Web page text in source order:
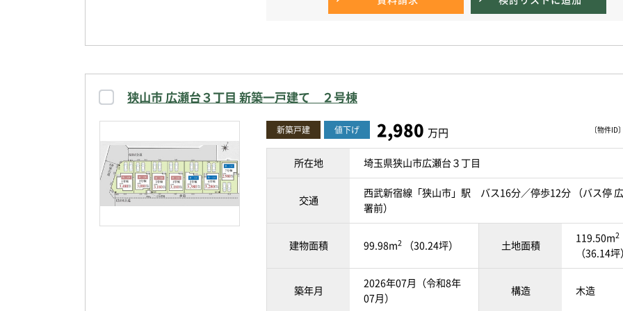
狭山市 広瀬台３丁目 新築一戸建て ２号棟
〔物件
新築戸建 値下げ 2,980 万円
所在地 埼玉県狭山市広瀬台３丁目
交通
西武新宿線「狭山市」駅 バス16分／停歩12分 （バス停
署前）
建物面積 99.98m2 （30.24坪） 土地面積
119.50m2
（36.14坪）
築年月
2026年07月（令和8年
07月）
構造 木造